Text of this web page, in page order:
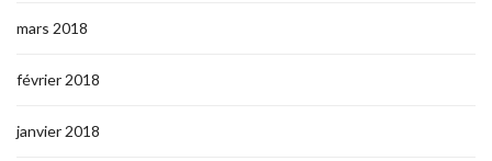
mars 2018
février 2018
janvier 2018